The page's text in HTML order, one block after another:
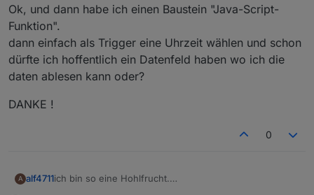
Ok, und dann habe ich einen Baustein "Java-Script-
Funktion".
dann einfach als Trigger eine Uhrzeit wählen und schon
dürfte ich hoffentlich ein Datenfeld haben wo ich die
daten ablesen kann oder?
DANKE !
0
A alf4711ich bin so eine Hohlfrucht.